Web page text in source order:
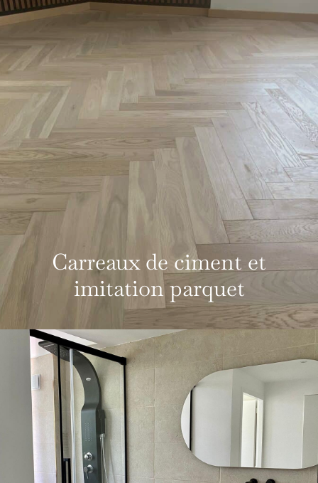
Carreaux de ciment et
imitation parquet